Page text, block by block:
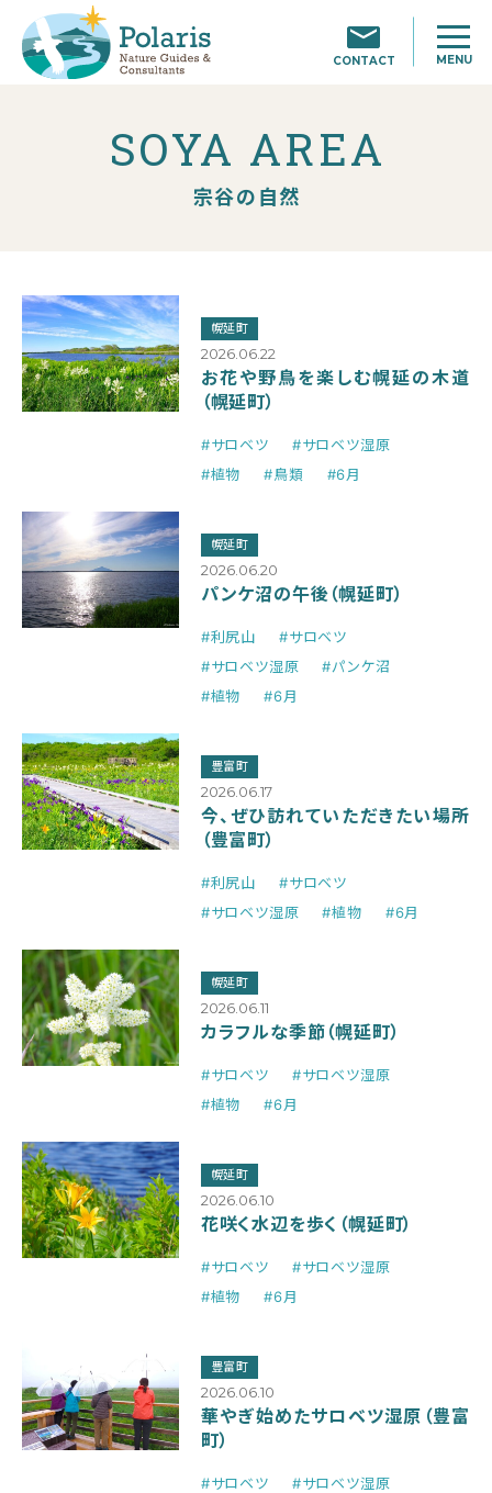
CONTACT MENU
SOYA AREA
宗谷の自然
幌延町
2026.06.22
お花や野鳥を楽しむ幌延の木道
（幌延町）
#サロベツ
#サロベツ湿原
#植物
#鳥類 #6月
幌延町
2026.06.20
パンケ沼の午後（幌延町）
#利尻山
#サロベツ
#サロベツ湿原
#パンケ沼
#植物
#6月
豊富町
2026.06.17
今、ぜひ訪れていただきたい場所
（豊富町）
#利尻山
#サロベツ
#サロベツ湿原
#植物 #6月
幌延町
2026.06.11
カラフルな季節（幌延町）
#サロベツ
#サロベツ湿原
#植物
#6月
幌延町
2026.06.10
花咲く水辺を歩く（幌延町）
#サロベツ
#サロベツ湿原
#植物
#6月
豊富町
2026.06.10
華やぎ始めたサロベツ湿原（豊富
町）
#サロベツ
#サロベツ湿原